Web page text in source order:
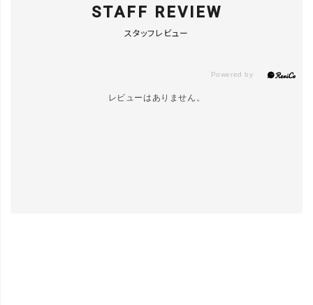
STAFF REVIEW
スタッフレビュー
レビューはありません。